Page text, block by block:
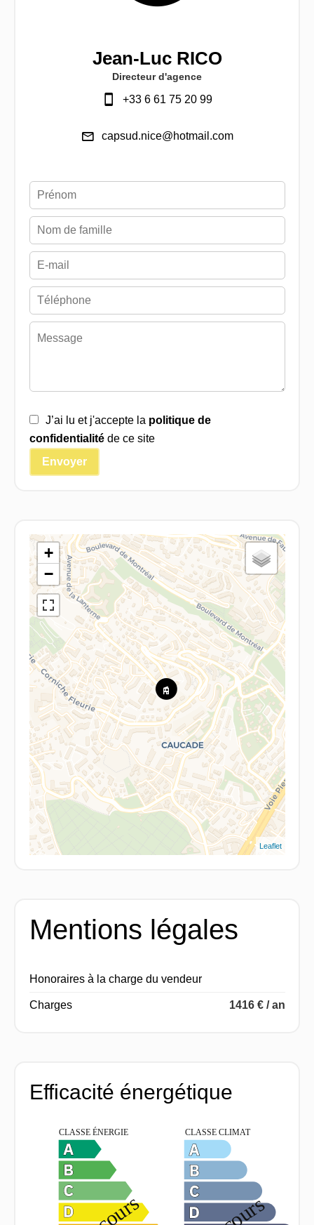
Jean-Luc RICO
Directeur d'agence
+33 6 61 75 20 99
capsud.nice@hotmail.com
J’ai lu et j'accepte la politique de
confidentialitéde ce site
Envoyer
+
−
Leaflet
Mentions légales
Honoraires à la charge du vendeur
Charges 1416 € / an
Efficacité énergétique